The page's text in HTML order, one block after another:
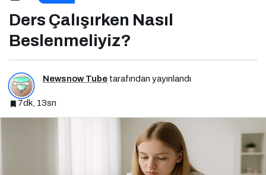
Ders Çalışırken Nasıl
Beslenmeliyiz?
Newsnow Tube tarafından yayınlandı
7dk, 13sn